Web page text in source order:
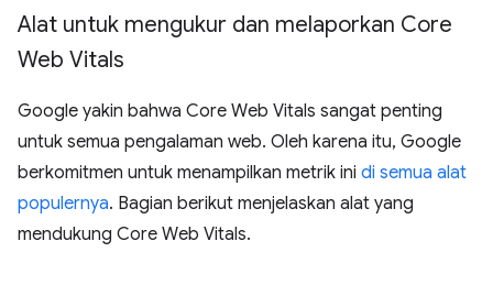
Alat untuk mengukur dan melaporkan Core
Web Vitals
Google yakin bahwa Core Web Vitals sangat penting
untuk semua pengalaman web. Oleh karena itu, Google
berkomitmen untuk menampilkan metrik ini di semua alat
populernya. Bagian berikut menjelaskan alat yang
mendukung Core Web Vitals.